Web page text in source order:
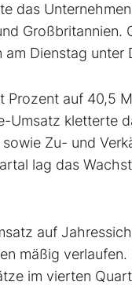
das
Großbritannien.
Dienstag unter
auf 40,5
Umsatz kletterte
Zu- und
lag das
auf
mäßig
im vierten